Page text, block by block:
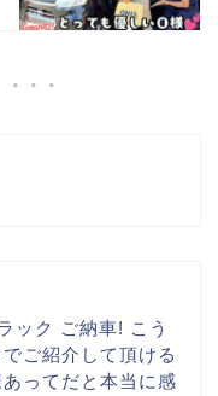
ック ご納車! こう
ご紹介して頂ける
ってだと 本当に感